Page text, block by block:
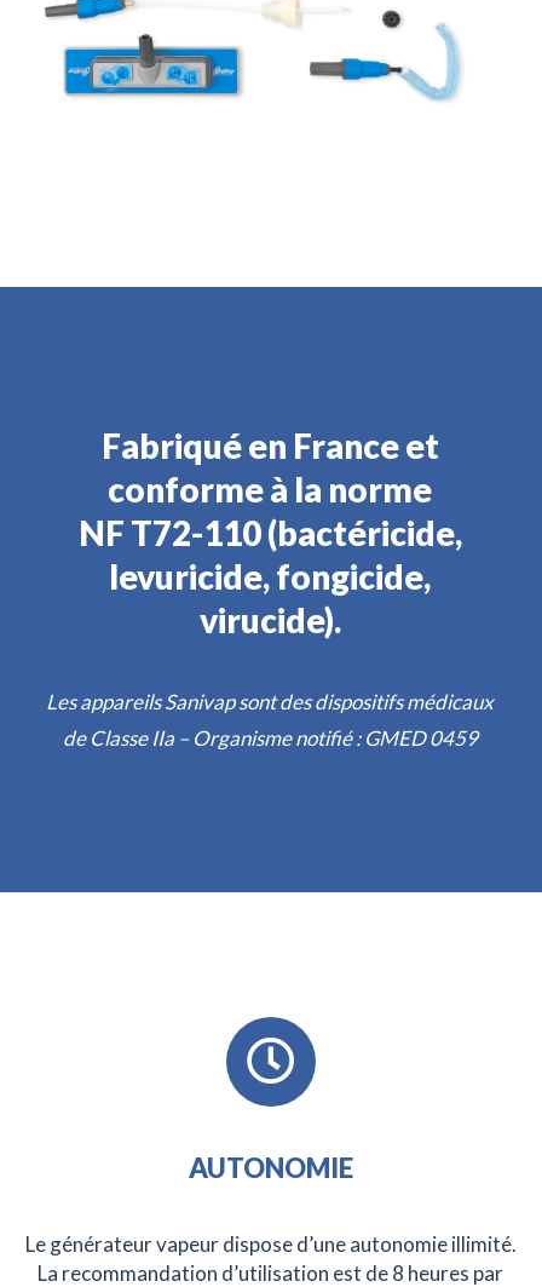
Fabriqué en France et
conforme à la norme
NF T72-110 (bactéricide,
levuricide, fongicide,
virucide).
Les appareils Sanivap sont des dispositifs médicaux
de Classe IIa – Organisme notifié : GMED 0459
AUTONOMIE
Le générateur vapeur dispose d’une autonomie illimité.
La recommandation d’utilisation est de 8 heures par